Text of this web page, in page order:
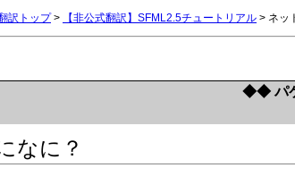
訳トップ> 【非公式翻訳】SFML2.5チュートリアル > ネッ
◆◆ パ
なに？